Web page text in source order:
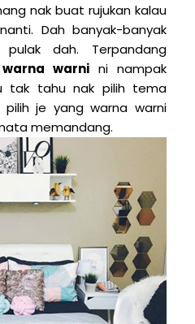
nak buat rujukan kalau
Dah banyak-banyak
dah. Terpandang
warni ni nampak
tak tahu nak pilih tema
je yang warna warni
memandang.